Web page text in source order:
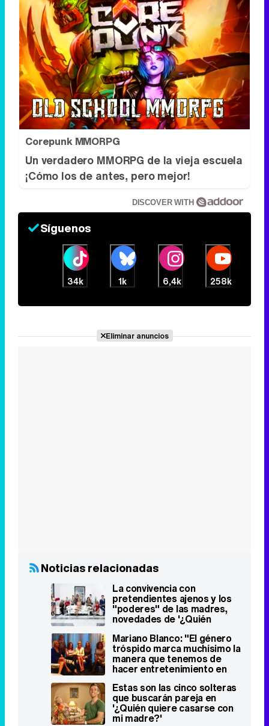
Corepunk MMORPG
Un verdadero MMORPG de la vieja escuela
¡Cómo los de antes, pero mejor!
DISCOVER WITH
Síguenos
34k 1k 6,4k 258k
Eliminar anuncios
Noticias relacionadas
La convivencia con
pretendientes ajenos y los
"poderes" de las madres,
novedades de '¿Quién
madre?'
Mariano Blanco: "El género
tróspido marca muchísimo la
manera que tenemos de
hacer entretenimiento en
Estas son las cinco solteras
que buscarán pareja en
'¿Quién quiere casarse con
mi madre?'